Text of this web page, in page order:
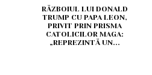
RĂZBOIUL LUI DONALD
TRUMP CU PAPA LEON,
PRIVIT PRIN PRISMA
CATOLICILOR MAGA:
„REPREZINTĂ UN...